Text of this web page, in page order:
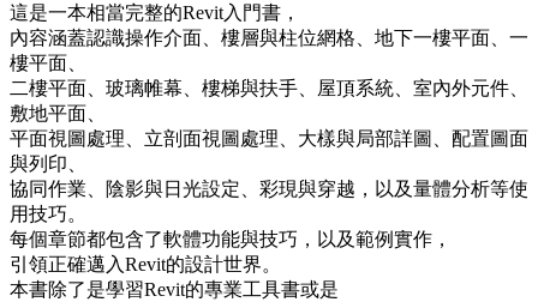
這是一本相當完整的Revit入門書，
內容涵蓋認識操作介面、樓層與柱位網格、地下一樓平面、一
樓平面、
二樓平面、玻璃帷幕、樓梯與扶手、屋頂系統、室內外元件、
敷地平面、
平面視圖處理、立剖面視圖處理、大樣與局部詳圖、配置圖面
與列印、
協同作業、陰影與日光設定、彩現與穿越，以及量體分析等使
用技巧。
每個章節都包含了軟體功能與技巧，以及範例實作，
引領正確邁入Revit的設計世界。
本書除了是學習Revit的專業工具書或是